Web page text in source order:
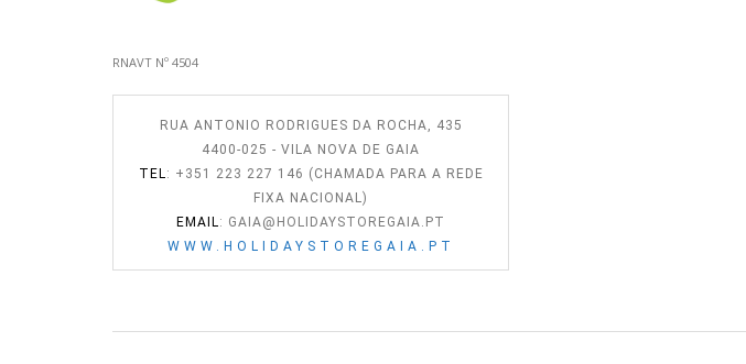
RNAVT Nº 4504
RUA ANTONIO RODRIGUES DA ROCHA, 435
4400-025 - VILA NOVA DE GAIA
TEL: +351 223 227 146 (CHAMADA PARA A REDE
FIXA NACIONAL)
EMAIL: GAIA@HOLIDAYSTOREGAIA.PT
WWW.HOLIDAYSTOREGAIA.PT